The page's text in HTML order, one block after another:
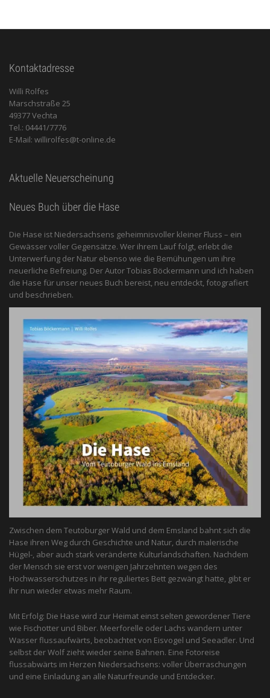
Kontaktadresse
Willi Rolfes
Marschstraße 25
49377 Vechta
Tel.: 04441/7776
E-Mail: willirolfes@t-online.de
Aktuelle Neuerscheinung
Neues Buch über die Hase
Die Hase ist Niedersachsens geheimnisvoller kleiner Fluss – ein
Gewässer voller Gegensätze. Wer ihrem Lauf folgt, erlebt die
Unterwerfung der Natur ebenso wie die Bemühungen um ihre
neuerliche Befreiung. Der Autor Tobias Böckermann und ich haben
die Hase für unser neues Buch bereist, neu entdeckt, fotografiert
und beschrieben.
Zwischen dem Teutoburger Wald und dem Emsland bahnt sich die
Hase ihren Weg durch Geschichte und Natur, durch malerische
Hügel-, aber auch stark veränderte Kulturlandschaften. Nachdem
der Mensch sie erst vor wenigen Jahrzehnten wegen des
Hochwasserschutzes in ihr reguliertes Bett gezwängt hatte, gibt er
ihr nun wieder etwas mehr Raum.
Mit Erfolg: Die Hase wird zur Heimat einst selten gewordener Tiere
wie Fischotter und Biber. Meerforelle oder Lachs wandern unter
Wasser flussaufwärts, beobachtet von Eis­vogel und See­adler. Und
selbst der Wolf zieht wieder seine Bahnen. Eine Fotoreise
flussabwärts im Herzen Niedersachsens: voller Überraschungen
und eine Einladung an alle ­Naturfreunde und Entdecker.